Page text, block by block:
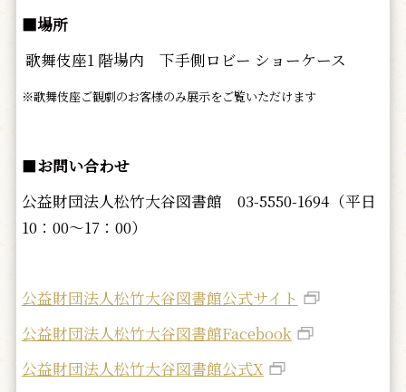
■場所
歌舞伎座1 階場内 下手側ロビー ショーケース
※歌舞伎座ご観劇のお客様のみ展示をご覧いただけます
■お問い合わせ
公益財団法人松竹大谷図書館 03-5550-1694（平日
10：00～17：00）
公益財団法人松竹大谷図書館公式サイト
公益財団法人松竹大谷図書館Facebook
公益財団法人松竹大谷図書館公式X